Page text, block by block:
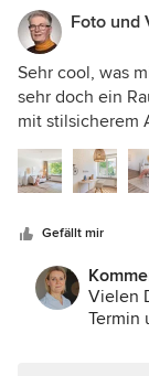
Sehr cool, was
sehr doch ein
mit stilsicherem
Lifestyle
Geschmack.
Gefällt mir
Vielen
Termin